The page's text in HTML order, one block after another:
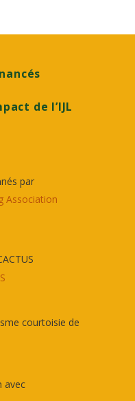
de l’IJL
par
courtoisie de
avec